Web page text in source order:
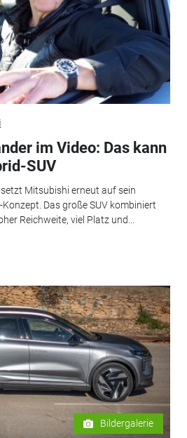
im Video: Das kann
SUV
Mitsubishi erneut auf sein
Das große SUV kombiniert
Reichweite, viel Platz und...
Bildergalerie